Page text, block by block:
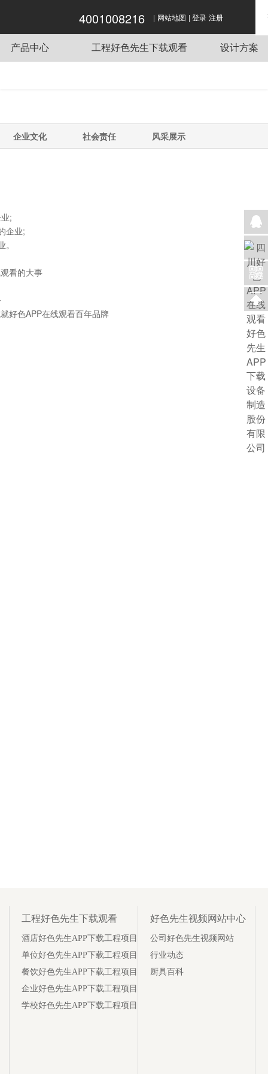
好色APP在线观看,好色先生APP下载,好色先
生视频网站,好色先生下载观看
4001008216 | 网站地图 | 登录 注册
产品中心
排系统
品机械
先生APP下载桌椅
工程好色先生下载观看
企业好色先生APP下载工程项目
学校好色先生APP下载工程项目
设计方案
企业文化 社会责任 风采展示
;
业;
看的大事
就好色APP在线观看百年品牌
工程好色先生下载观看
酒店好色先生APP下载工程项目
单位好色先生APP下载工程项目
餐饮好色先生APP下载工程项目
企业好色先生APP下载工程项目
学校好色先生APP下载工程项目
好色先生视频网站中心
公司好色先生视频网站
行业动态
厨具百科